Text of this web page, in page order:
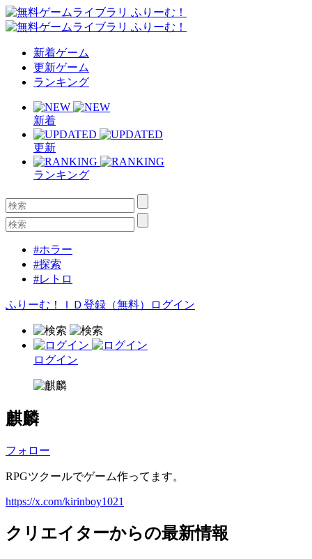
新着ゲーム
更新ゲーム
ランキング
新着
更新
ランキング
#ホラー
#探索
#レトロ
ふりーむ！ＩＤ登録（無料） ログイン
ログイン
麒麟
フォロー
RPGツクールでゲーム作ってます。
https://x.com/kirinboy1021
クリエイターからの最新情報